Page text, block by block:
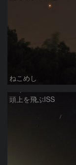
ねこめし
頭上を飛ぶISS